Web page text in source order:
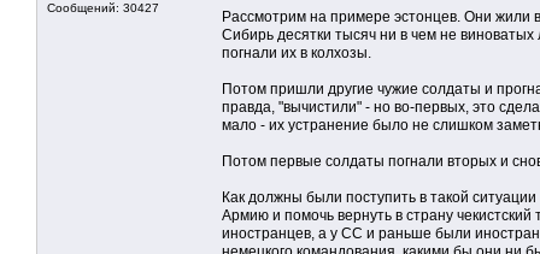
Сообщений: 30427
Рассмотрим на примере эстонцев. Они жили
Сибирь десятки тысяч ни в чем не
погнали их в колхозы.
Потом пришли другие чужие солдаты и
правда, "вычистили" - но во-первых, это
мало - их устранение было не слишком
Потом первые солдаты погнали вторых и
Как должны были поступить в такой
Армию и помочь вернуть в страну
иностранцев, а у СС и раньше были